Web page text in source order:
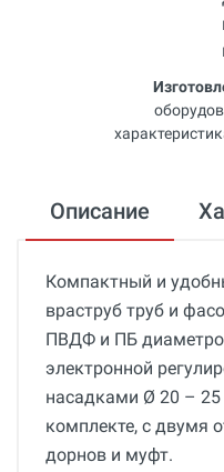
Описание
Компактный и
враструб труб и
ПВДФ и ПБ
электронной
насадками Ø 20 –
комплекте, с двумя
дорнов и муфт.